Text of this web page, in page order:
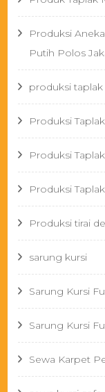
Produksi
Putih Polos
produksi
Produksi
Produksi
Produksi
Produksi tirai
sarung kursi
Sarung Kursi
Sarung Kursi
Sewa Karpet